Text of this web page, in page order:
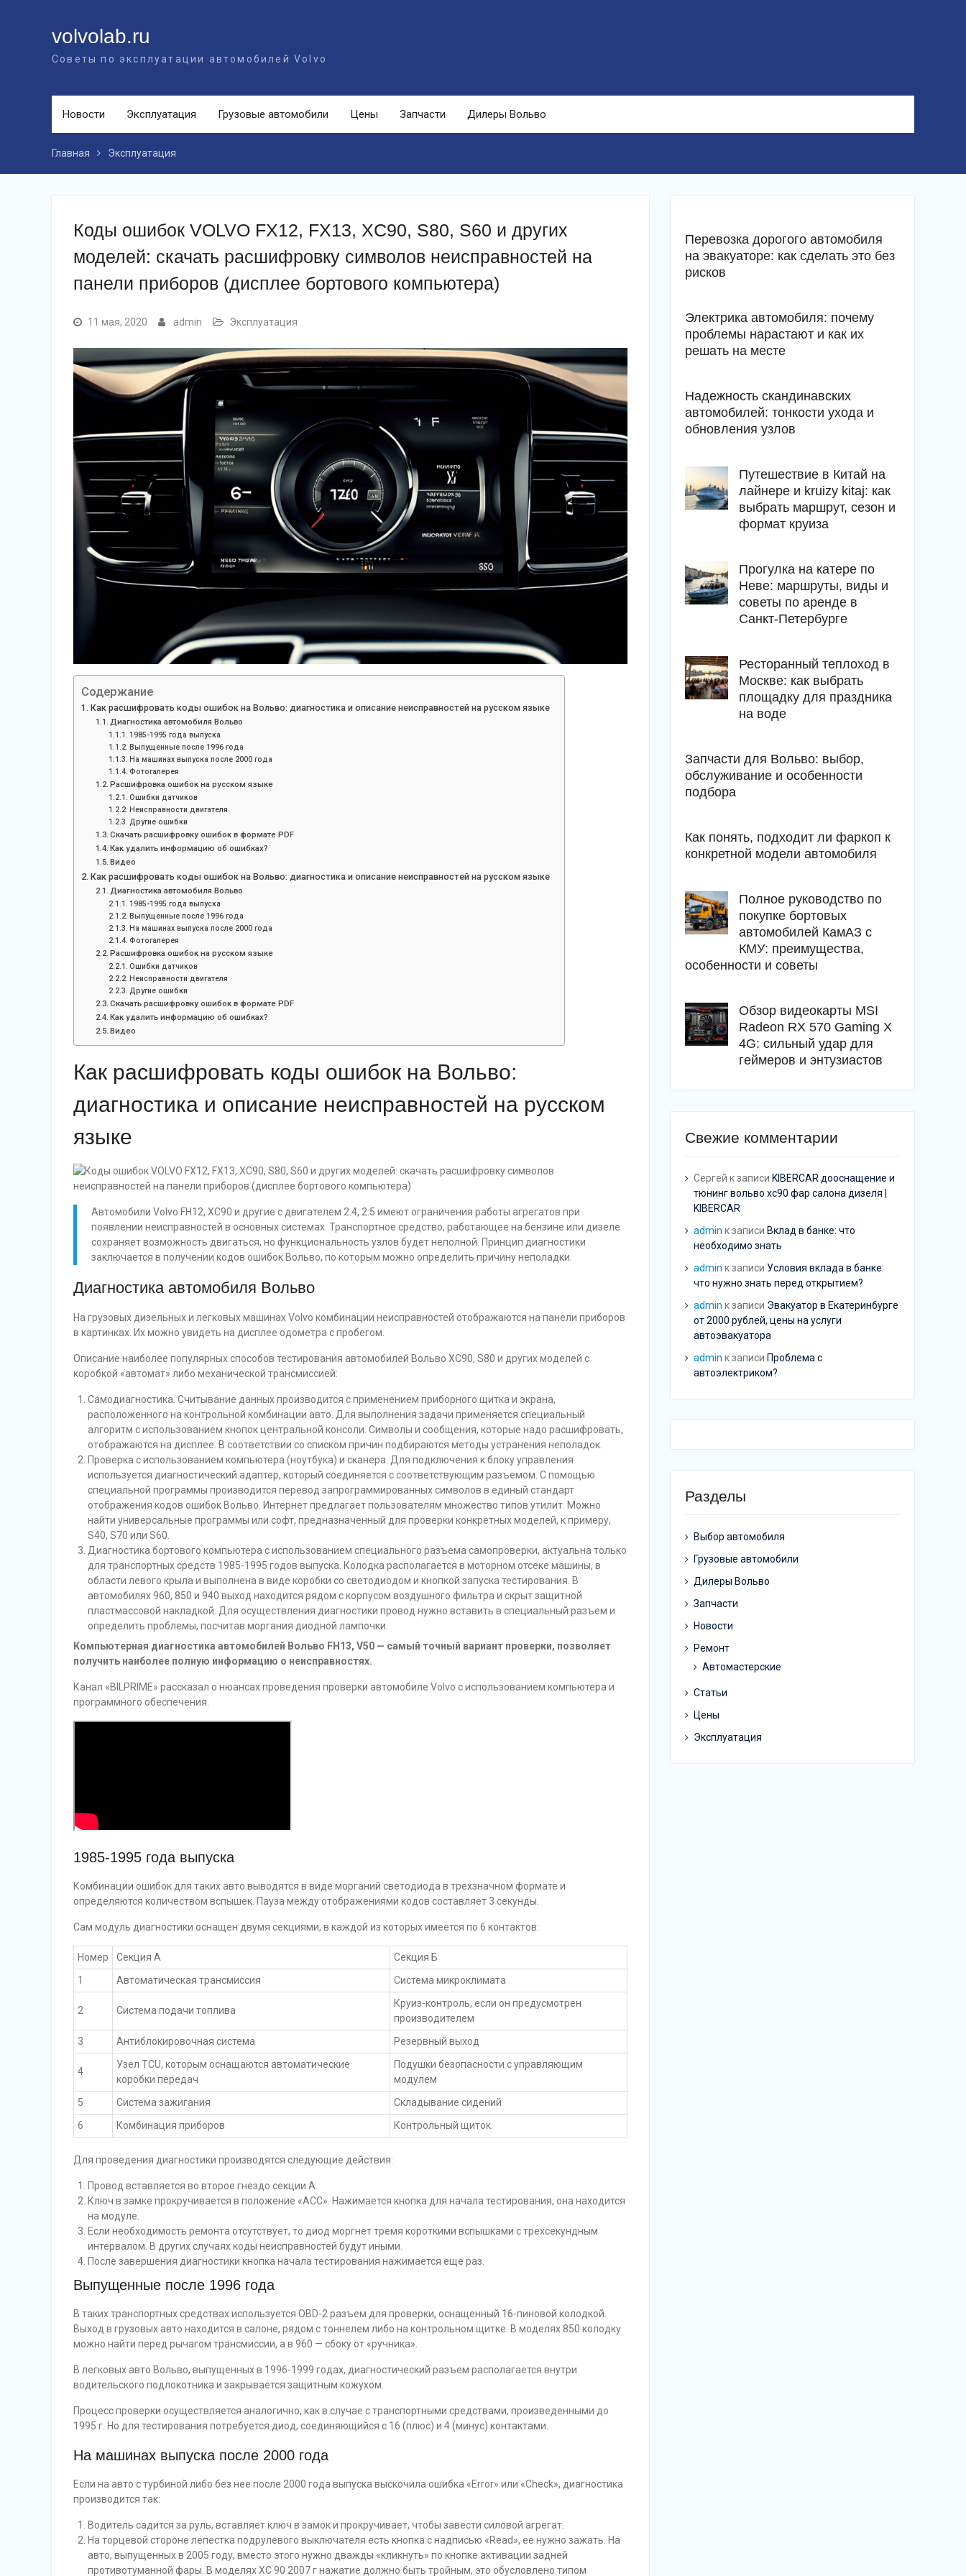
volvolab.ru
Советы по эксплуатации автомобилей Volvo
Новости Эксплуатация Грузовые автомобили Цены Запчасти Дилеры Вольво
Главная Эксплуатация
Коды ошибок VOLVO FX12, FX13, XC90, S80, S60 и других
моделей: скачать расшифровку символов неисправностей на
панели приборов (дисплее бортового компьютера)
11 мая, 2020 admin Эксплуатация
Содержание
Как расшифровать коды ошибок на Вольво: диагностика и описание неисправностей на русском языке
Диагностика автомобиля Вольво
1985-1995 года выпуска
Выпущенные после 1996 года
На машинах выпуска после 2000 года
Фотогалерея
Расшифровка ошибок на русском языке
Ошибки датчиков
Неисправности двигателя
Другие ошибки
Скачать расшифровку ошибок в формате PDF
Как удалить информацию об ошибках?
Видео
Как расшифровать коды ошибок на Вольво: диагностика и описание неисправностей на русском языке
Диагностика автомобиля Вольво
1985-1995 года выпуска
Выпущенные после 1996 года
На машинах выпуска после 2000 года
Фотогалерея
Расшифровка ошибок на русском языке
Ошибки датчиков
Неисправности двигателя
Другие ошибки
Скачать расшифровку ошибок в формате PDF
Как удалить информацию об ошибках?
Видео
Как расшифровать коды ошибок на Вольво:
диагностика и описание неисправностей на русском
языке
Автомобили Volvo FH12, XC90 и другие с двигателем 2.4, 2.5 имеют ограничения работы агрегатов при
появлении неисправностей в основных системах. Транспортное средство, работающее на бензине или дизеле
сохраняет возможность двигаться, но функциональность узлов будет неполной. Принцип диагностики
заключается в получении кодов ошибок Вольво, по которым можно определить причину неполадки.
Диагностика автомобиля Вольво
На грузовых дизельных и легковых машинах Volvo комбинации неисправностей отображаются на панели приборов
в картинках. Их можно увидеть на дисплее одометра с пробегом.
Описание наиболее популярных способов тестирования автомобилей Вольво ХС90, S80 и других моделей с
коробкой «автомат» либо механической трансмиссией:
Самодиагностика. Считывание данных производится с применением приборного щитка и экрана,
расположенного на контрольной комбинации авто. Для выполнения задачи применяется специальный
алгоритм с использованием кнопок центральной консоли. Символы и сообщения, которые надо расшифровать,
отображаются на дисплее. В соответствии со списком причин подбираются методы устранения неполадок.
Проверка с использованием компьютера (ноутбука) и сканера. Для подключения к блоку управления
используется диагностический адаптер, который соединяется с соответствующим разъемом. С помощью
специальной программы производится перевод запрограммированных символов в единый стандарт
отображения кодов ошибок Вольво. Интернет предлагает пользователям множество типов утилит. Можно
найти универсальные программы или софт, предназначенный для проверки конкретных моделей, к примеру,
S40, S70 или S60.
Диагностика бортового компьютера с использованием специального разъема самопроверки, актуальна только
для транспортных средств 1985-1995 годов выпуска. Колодка располагается в моторном отсеке машины, в
области левого крыла и выполнена в виде коробки со светодиодом и кнопкой запуска тестирования. В
автомобилях 960, 850 и 940 выход находится рядом с корпусом воздушного фильтра и скрыт защитной
пластмассовой накладкой. Для осуществления диагностики провод нужно вставить в специальный разъем и
определить проблемы, посчитав моргания диодной лампочки.
Компьютерная диагностика автомобилей Вольво FH13, V50 — самый точный вариант проверки, позволяет
получить наиболее полную информацию о неисправностях.
Канал «BILPRIME» рассказал о нюансах проведения проверки автомобиле Volvo с использованием компьютера и
программного обеспечения.
1985-1995 года выпуска
Комбинации ошибок для таких авто выводятся в виде морганий светодиода в трехзначном формате и
определяются количеством вспышек. Пауза между отображениями кодов составляет 3 секунды.
Сам модуль диагностики оснащен двумя секциями, в каждой из которых имеется по 6 контактов:
Номер Секция А
Секция Б
1
Автоматическая трансмиссия Система микроклимата
2 Система подачи топлива
Круиз-контроль, если он предусмотрен
производителем
3
Антиблокировочная система Резервный выход
4
Узел TCU, которым оснащаются автоматические
коробки передач
Подушки безопасности с управляющим
модулем
5
Система зажигания
Складывание сидений
6
Комбинация приборов Контрольный щиток.
Для проведения диагностики производятся следующие действия:
Провод вставляется во второе гнездо секции А.
Ключ в замке прокручивается в положение «АСС». Нажимается кнопка для начала тестирования, она находится
на модуле.
Если необходимость ремонта отсутствует, то диод моргнет тремя короткими вспышками с трехсекундным
интервалом. В других случаях коды неисправностей будут иными.
После завершения диагностики кнопка начала тестирования нажимается еще раз.
Выпущенные после 1996 года
В таких транспортных средствах используется OBD-2 разъем для проверки, оснащенный 16-пиновой колодкой.
Выход в грузовых авто находится в салоне, рядом с тоннелем либо на контрольном щитке. В моделях 850 колодку
можно найти перед рычагом трансмиссии, а в 960 — сбоку от «ручника».
В легковых авто Вольво, выпущенных в 1996-1999 годах, диагностический разъем располагается внутри
водительского подлокотника и закрывается защитным кожухом.
Процесс проверки осуществляется аналогично, как в случае с транспортными средствами, произведенными до
1995 г. Но для тестирования потребуется диод, соединяющийся с 16 (плюс) и 4 (минус) контактами.
На машинах выпуска после 2000 года
Если на авто с турбиной либо без нее после 2000 года выпуска выскочила ошибка «Error» или «Check», диагностика
производится так:
Водитель садится за руль, вставляет ключ в замок и прокручивает, чтобы завести силовой агрегат.
На торцевой стороне лепестка подрулевого выключателя есть кнопка с надписью «Read», ее нужно зажать. На
авто, выпущенных в 2005 году, вместо этого нужно дважды «кликнуть» по кнопке активации задней
противотуманной фары. В моделях ХС 90 2007 г нажатие должно быть тройным, это обусловлено типом
Перевозка дорогого автомобиля
на эвакуаторе: как сделать это без
рисков
Электрика автомобиля: почему
проблемы нарастают и как их
решать на месте
Надежность скандинавских
автомобилей: тонкости ухода и
обновления узлов
Путешествие в Китай на
лайнере и kruizy kitaj: как
выбрать маршрут, сезон и
формат круиза
Прогулка на катере по
Неве: маршруты, виды и
советы по аренде в
Санкт-Петербурге
Ресторанный теплоход в
Москве: как выбрать
площадку для праздника
на воде
Запчасти для Вольво: выбор,
обслуживание и особенности
подбора
Как понять, подходит ли фаркоп к
конкретной модели автомобиля
Полное руководство по
покупке бортовых
автомобилей КамАЗ с
КМУ: преимущества,
особенности и советы
Обзор видеокарты MSI
Radeon RX 570 Gaming X
4G: сильный удар для
геймеров и энтузиастов
Свежие комментарии
Сергей к записи KIBERCAR дооснащение и
тюнинг вольво хс90 фар салона дизеля |
KIBERCAR
admin к записи Вклад в банке: что
необходимо знать
admin к записи Условия вклада в банке:
что нужно знать перед открытием?
admin к записи Эвакуатор в Екатеринбурге
от 2000 рублей, цены на услуги
автоэвакуатора
admin к записи Проблема с
автоэлектриком?
Разделы
Выбор автомобиля
Грузовые автомобили
Дилеры Вольво
Запчасти
Новости
Ремонт
Автомастерские
Статьи
Цены
Эксплуатация